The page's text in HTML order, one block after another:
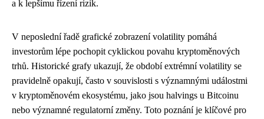
a k lepšímu řízení rizik.
V neposlední řadě grafické zobrazení volatility pomáhá
investorům lépe pochopit cyklickou povahu kryptoměnových
trhů. Historické grafy ukazují, že období extrémní volatility se
pravidelně opakují, často v souvislosti s významnými událostmi
v kryptoměnovém ekosystému, jako jsou halvings u Bitcoinu
nebo významné regulatorní změny. Toto poznání je klíčové pro